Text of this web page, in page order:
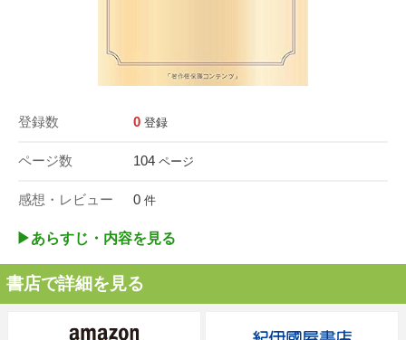
登録数 0 登録
ページ数 104 ページ
感想・レビュー 0 件
▶︎あらすじ・内容を見る
書店で詳細を見る